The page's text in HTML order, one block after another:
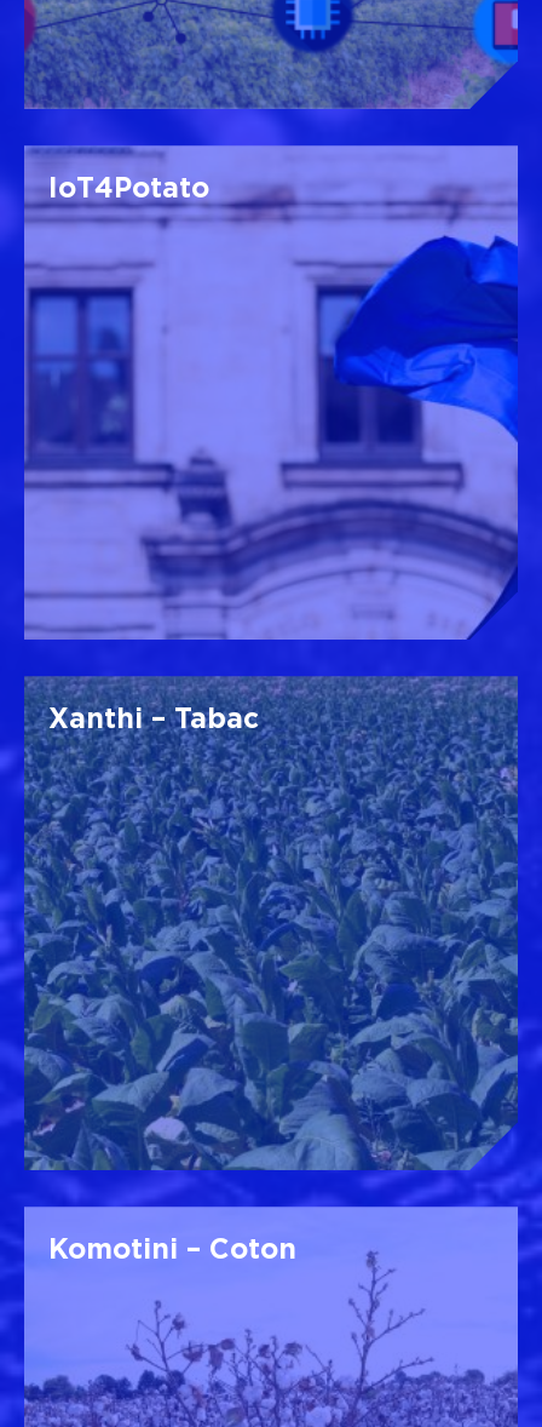
IoT4Potato
Xanthi – Tabac
Komotini – Coton